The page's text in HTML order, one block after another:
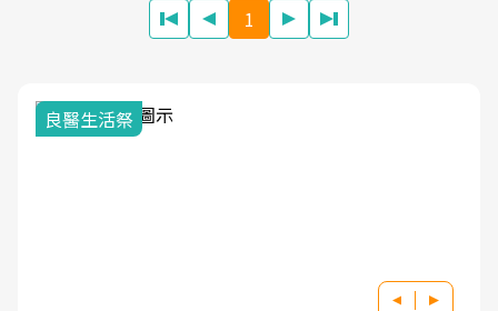
1
良醫生活祭